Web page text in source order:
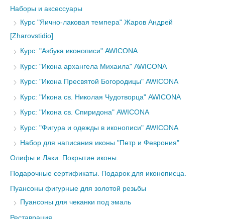
Наборы и аксессуары
Курс "Яично-лаковая темпера" Жаров Андрей
[Zharovstidio]
Курс: "Азбука иконописи" AWICONA
Курс: "Икона архангела Михаила" AWICONA
Курс: "Икона Пресвятой Богородицы" AWICONA
Курс: "Икона св. Николая Чудотворца" AWICONA
Курс: "Икона св. Спиридона" AWICONA
Курс: "Фигура и одежды в иконописи" AWICONA
Набор для написания иконы "Петр и Феврония"
Олифы и Лаки. Покрытие иконы.
Подарочные сертификаты. Подарок для иконописца.
Пуансоны фигурные для золотой резьбы
Пуансоны для чеканки под эмаль